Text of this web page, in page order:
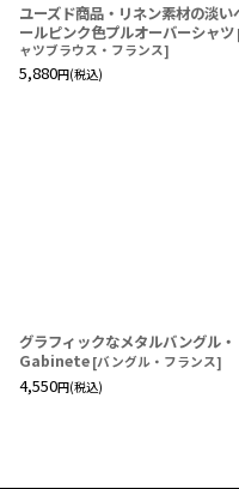
ユーズド商品・リネン素材の淡い
ールピンク色プルオーバーシャツ
ャツブラウス・フランス]
5,880円(税込)
グラフィックなメタルバングル・
Gabinete [バングル・フランス]
4,550円(税込)